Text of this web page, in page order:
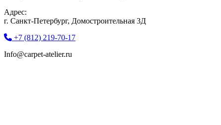
Адрес:
г. Санкт-Петербург, Домостроительная 3Д
+7 (812) 219-70-17
Info@carpet-atelier.ru